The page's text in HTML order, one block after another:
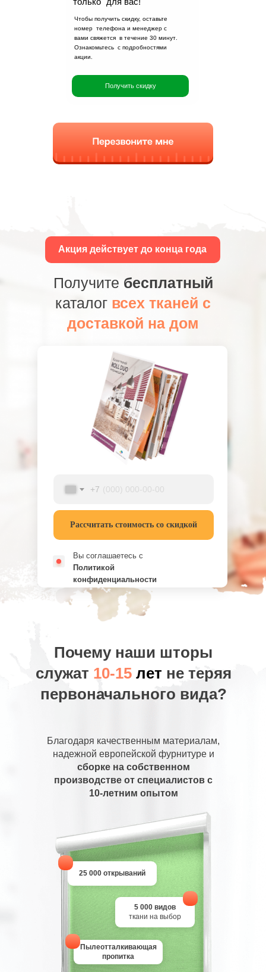
Получить скидку
Чтобы получить скидку, оставьте
номер телефона и менеджер с
вами свяжется в течение 30 минут
Ознакомьтесь с подробностями
акции.
профессиональные
монтажники приедут в
удобное для вас время
и произведут установку
Акция действует до конца года
Получите бесплатный
каталог всех тканей с
доставкой на дом
+7
Рассчитать стоимость со скидкой
Вы соглашаетесь с
Политикой
конфиденциальности
Почему наши шторы
служат 10-15 лет не теряя
первоначального вида?
Благодаря качественным материалам,
надежной европейской фурнитуре и
сборке на собственном
производстве от специалистов с
10-летним опытом
25 000 открываний
5 000 видов
ткани на выбор
Пылеотталкивающая
пропитка